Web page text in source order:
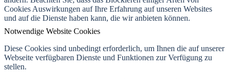
Cookies Auswirkungen auf Ihre Erfahrung auf unseren Websites
und auf die Dienste haben kann, die wir anbieten können.
Notwendige Website Cookies
Diese Cookies sind unbedingt erforderlich, um Ihnen die auf unserer
Webseite verfügbaren Dienste und Funktionen zur Verfügung zu
stellen.